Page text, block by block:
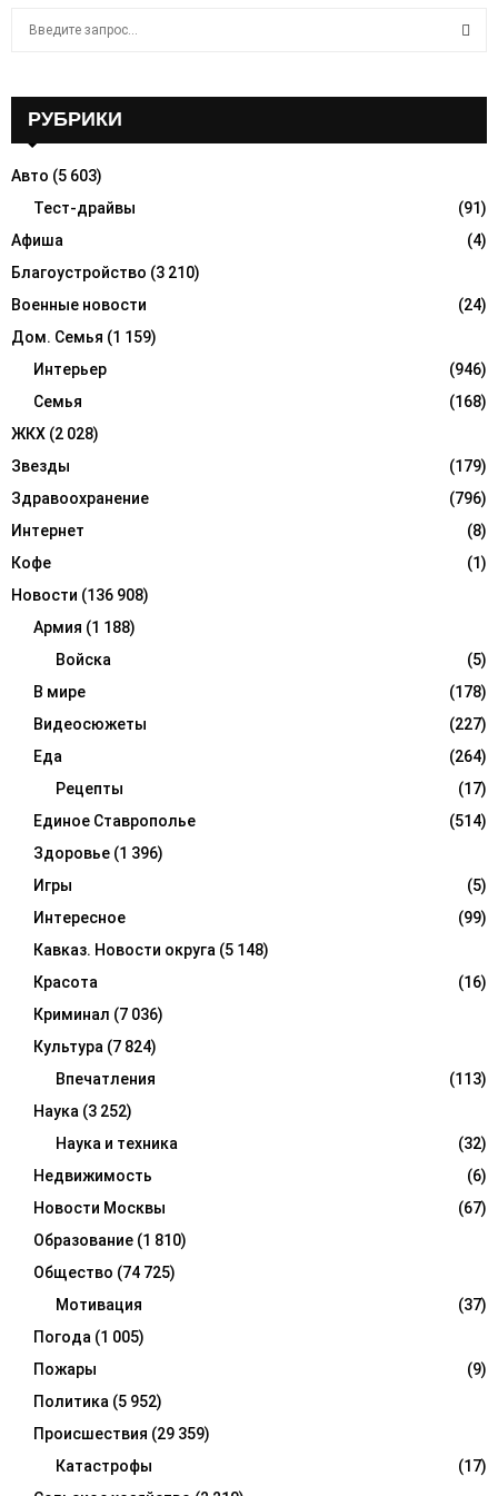
o
R
C
H
РУБРИКИ
Авто (5 603)
Тест-драйвы
(91)
Афиша
(4)
Благоустройство (3 210)
Военные новости
(24)
Дом. Семья (1 159)
Интерьер
(946)
Семья
(168)
ЖКХ (2 028)
Звезды
(179)
Здравоохранение
(796)
Интернет
(8)
Кофе
(1)
Новости (136 908)
Армия (1 188)
Войска
(5)
В мире
(178)
Видеосюжеты
(227)
Еда
(264)
Рецепты
(17)
Единое Ставрополье
(514)
Здоровье (1 396)
Игры
(5)
Интересное
(99)
Кавказ. Новости округа (5 148)
Красота
(16)
Криминал (7 036)
Культура (7 824)
Впечатления
(113)
Наука (3 252)
Наука и техника
(32)
Недвижимость
(6)
Новости Москвы
(67)
Образование (1 810)
Общество (74 725)
Мотивация
(37)
Погода (1 005)
Пожары
(9)
Политика (5 952)
Происшествия (29 359)
Катастрофы
(17)